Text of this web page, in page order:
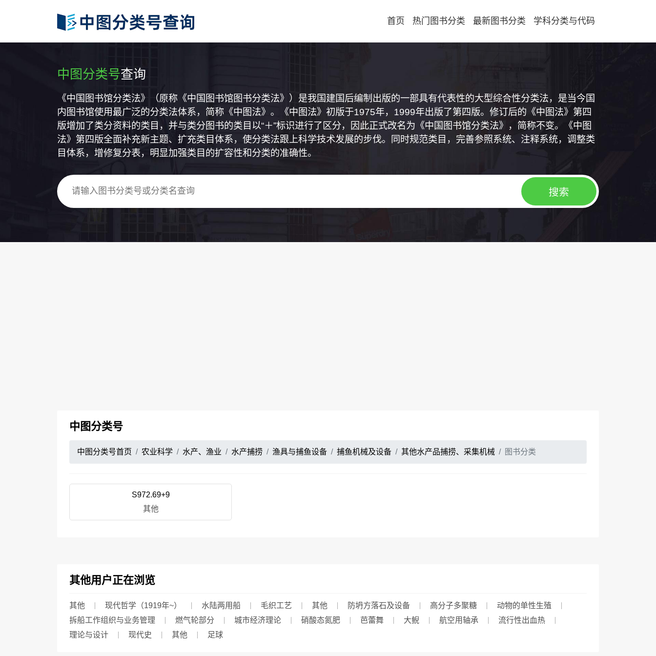
首页 热门图书分类 最新图书分类 学科分类与代码
中图分类号查询
《中国图书馆分类法》（原称《中国图书馆图书分类法》）是我国建国后编制出版的一部具有代表性的大型综合性分类法，是当今国
内图书馆使用最广泛的分类法体系，简称《中图法》。《中图法》初版于1975年，1999年出版了第四版。修订后的《中图法》第四
版增加了类分资料的类目，并与类分图书的类目以“＋”标识进行了区分，因此正式改名为《中国图书馆分类法》，简称不变。《中图
法》第四版全面补充新主题、扩充类目体系，使分类法跟上科学技术发展的步伐。同时规范类目，完善参照系统、注释系统，调整类
目体系，增修复分表，明显加强类目的扩容性和分类的准确性。
中图分类号
中图分类号首页 农业科学 水产、渔业 水产捕捞 渔具与捕鱼设备 捕鱼机械及设备 其他水产品捕捞、采集机械 图书分类
S972.69+9
其他
其他用户正在浏览
其他 现代哲学（1919年~） 水陆两用船 毛织工艺 其他 防坍方落石及设备 高分子多聚糖
动物的单性生殖
拆船工作组织与业务管理
燃气轮部分 城市经济理论 硝酸态氮肥 芭蕾舞 大鲵 航空用轴承
流行性出血热
理论与设计
现代史 其他 足球